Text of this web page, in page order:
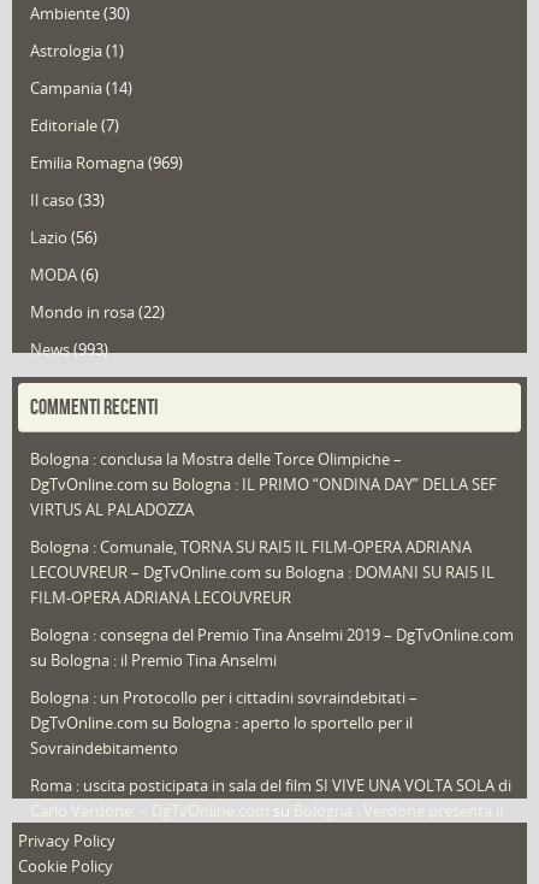
Ambiente(30)
Astrologia(1)
Campania(14)
Editoriale(7)
Emilia Romagna(969)
Il caso (33)
Lazio (56)
MODA(6)
Mondo in rosa(22)
News(993)
Portfolio(1)
Redazioni(1.050)
Speciali (22)
Sport
That's Bologna Magazine(25)
Video (archivio) (263)
COMMENTI RECENTI
Bologna : conclusa la Mostra delle Torce Olimpiche –
DgTvOnline.com su Bologna : IL PRIMO “ONDINA DAY” DELLA SEF
VIRTUS AL PALADOZZA
Bologna : Comunale, TORNA SU RAI5 IL FILM-OPERA ADRIANA
LECOUVREUR – DgTvOnline.com su Bologna : DOMANI SU RAI5 IL
FILM-OPERA ADRIANA LECOUVREUR
Bologna : consegna del Premio Tina Anselmi 2019 – DgTvOnline.com
su Bologna : il Premio Tina Anselmi
Bologna : un Protocollo per i cittadini sovraindebitati –
DgTvOnline.com su Bologna : aperto lo sportello per il
Sovraindebitamento
Roma : uscita posticipata in sala del film SI VIVE UNA VOLTA SOLA di
su
nuovo film
Privacy Policy
Cookie Policy